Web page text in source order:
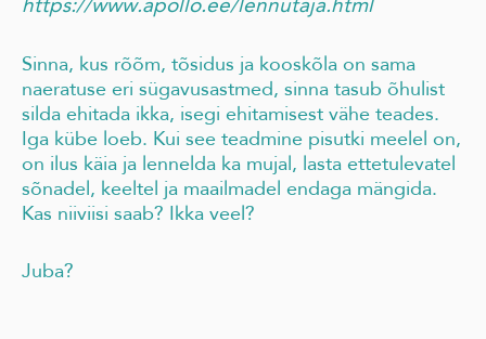
Sinna, kus rõõm, tõsidus ja kooskõla on sama
naeratuse eri sügavusastmed, sinna tasub õhulist
silda ehitada ikka, isegi ehitamisest vähe teades.
Iga kübe loeb. Kui see teadmine pisutki meelel on,
on ilus käia ja lennelda ka mujal, lasta ettetulevatel
sõnadel, keeltel ja maailmadel endaga mängida.
Kas niiviisi saab? Ikka veel?
Juba?